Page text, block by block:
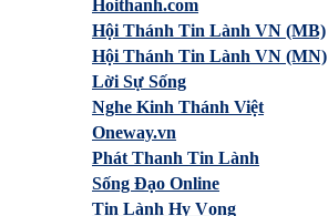
Hoithanh.com
Hội Thánh Tin Lành VN (MB)
Hội Thánh Tin Lành VN (MN)
Lời Sự Sống
Nghe Kinh Thánh Việt
Oneway.vn
Phát Thanh Tin Lành
Sống Đạo Online
Tin Lành Hy Vọng